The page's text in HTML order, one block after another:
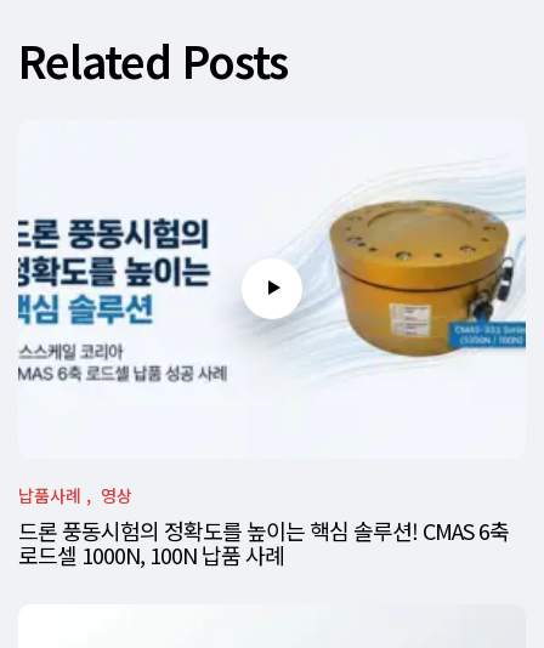
Related Posts
납품사례 영상
드론 풍동시험의 정확도를 높이는 핵심 솔루션! CMAS 6축
로드셀 1000N, 100N 납품 사례